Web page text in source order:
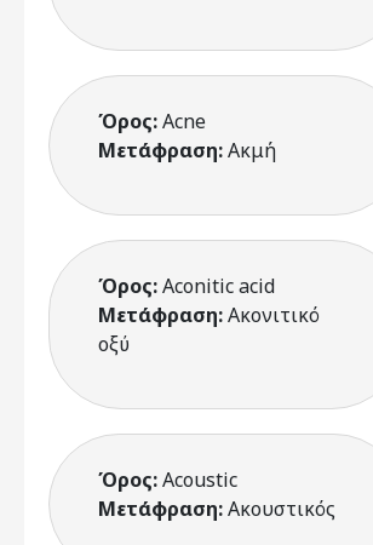
Όρος:Acne
Μετάφραση:Ακμή
Όρος:Aconitic acid
Μετάφραση:Ακονιτικό
οξύ
Όρος:Acoustic
Μετάφραση:Ακουστικός